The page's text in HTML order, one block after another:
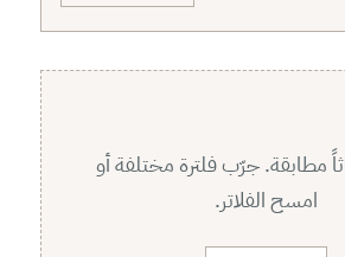
مطابقة. جرّب فلترة مختلفة أو
امسح الفلاتر.